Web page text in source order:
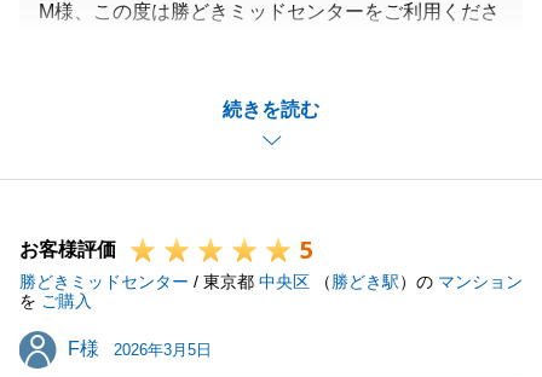
続きを読む
M様、この度は勝どきミッドセンターをご利用くださ
私自身お客様に対し誠実に、またメリット・デメリッ
ト含めフラットにお話することを信条としております
も嬉しく存じます。
素敵な新居での新生活を是非楽しんでくださいませ。
また何かお困り事がございましたらお気軽にお申し付
けくださいませ。
お客様評価 5
勝どきミッドセンター / 東京都 中央区 （ 勝どき駅）の マンション
を ご購入
F様
F様 2026年3月5日